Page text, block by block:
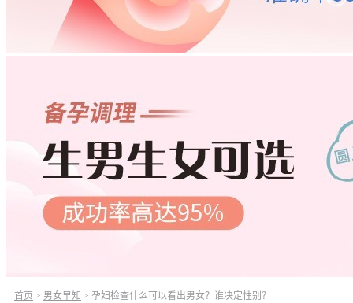
首页 > 男女早知 > 孕妇检查什么可以看出男女？谁决定性别？